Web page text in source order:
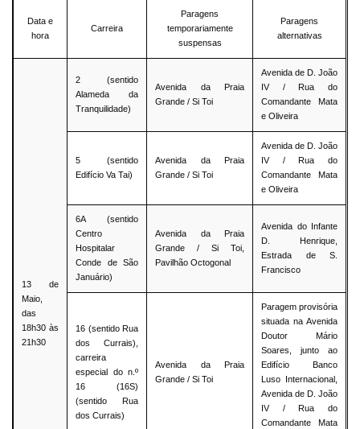
Data e
hora
Carreira
Paragens
temporariamente
suspensas
Paragens
alternativas
13 de
Maio,
das
18h30 às
21h30
2 (sentido
Alameda da
Tranquilidade)
Avenida da Praia
Grande / Si Toi
Avenida de D. João
IV / Rua do
Comandante Mata
e Oliveira
5 (sentido
Edifício Va Tai)
Avenida da Praia
Grande / Si Toi
Avenida de D. João
IV / Rua do
Comandante Mata
e Oliveira
6A (sentido
Centro
Hospitalar
Conde de São
Januário)
Avenida da Praia
Grande / Si Toi,
Pavilhão Octogonal
Avenida do Infante
D. Henrique,
Estrada de S.
Francisco
16 (sentido Rua
dos Currais),
carreira
especial do n.º
16 (16S)
(sentido Rua
dos Currais)
Avenida da Praia
Grande / Si Toi
Paragem provisória
situada na Avenida
Doutor Mário
Soares, junto ao
Edifício Banco
Luso Internacional,
Avenida de D. João
IV / Rua do
Comandante Mata